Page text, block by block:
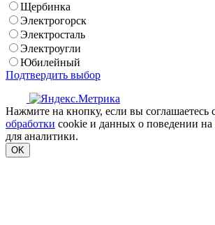
Щербинка
Электрогорск
Электросталь
Электроугли
Юбилейный
Подтвердить выбор
Нажмите на кнопку, если вы соглашаетесь
обработки cookie и данных о поведении
для аналитики.
OK